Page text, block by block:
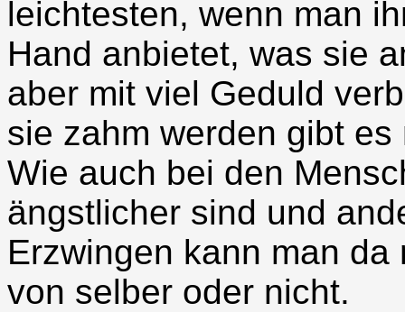
leichtesten, wenn man
Hand anbietet, was sie
aber mit viel Geduld
sie zahm werden gibt es
Wie auch bei den
ängstlicher sind und
Erzwingen kann man
von selber oder nicht.